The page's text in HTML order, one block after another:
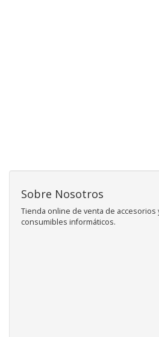
Sobre Nosotros
Tienda online de venta de accesorios
consumibles informáticos.